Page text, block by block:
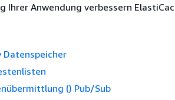
Ihrer Anwendung verbessern
Datenspeicher
() Pub/Sub